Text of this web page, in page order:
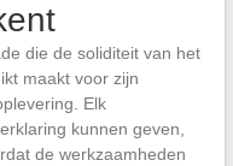
die de soliditeit van het
maakt voor zijn
Elk
kunnen geven,
de werkzaamheden